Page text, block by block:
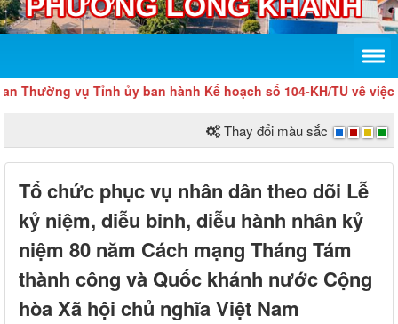
vụ Tỉnh ủy ban hành Kế hoạch số 104-KH/TU về việc
Thay đổi màu sắc
Tổ chức phục vụ nhân dân theo dõi Lễ
kỷ niệm, diễu binh, diễu hành nhân kỷ
niệm 80 năm Cách mạng Tháng Tám
thành công và Quốc khánh nước Cộng
hòa Xã hội chủ nghĩa Việt Nam